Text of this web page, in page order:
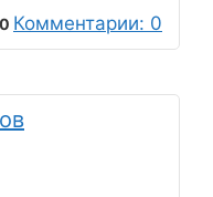
0 Комментарии: 0